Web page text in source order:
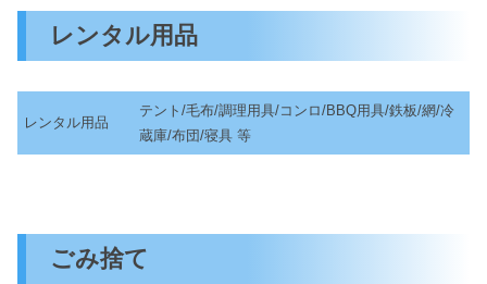
レンタル用品
レンタル用品
テント/毛布/調理用具/コンロ/BBQ用具/鉄板/網/冷
蔵庫/布団/寝具 等
ごみ捨て